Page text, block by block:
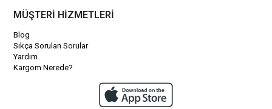
MÜŞTERİ HİZMETLERİ
Blog
Sıkça Sorulan Sorular
Yardım
Kargom Nerede?